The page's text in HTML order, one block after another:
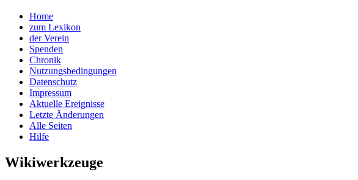
Home
zum Lexikon
der Verein
Spenden
Chronik
Nutzungsbedingungen
Datenschutz
Impressum
Aktuelle Ereignisse
Letzte Änderungen
Alle Seiten
Hilfe
Wikiwerkzeuge